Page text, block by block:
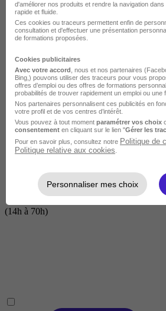
(14h à 70h)
d'améliorer nos produits et rendre la navigation
rapide et fluide.
Ces cookies ou traceurs permettent enfin de
consultation et d'effectuer une présentation
de formations proposées.
Cookies publicitaires
Avec votre accord , nous et nos partenaires
Bing,) pouvons utiliser des traceurs pour vous
offres d’emploi ou des offres de formations
probabilités de trouver rapidement un emploi ou une
Nos partenaires personnalisent ces publicités en
votre profil et de vos centres d’intérêt.
Vous pouvez à tout moment paramétrer vos choix
consentement en cliquant sur le lien "Gérer les
Pour en savoir plus, consultez notre Politique de
Politique relative aux cookies
Personnaliser mes choix